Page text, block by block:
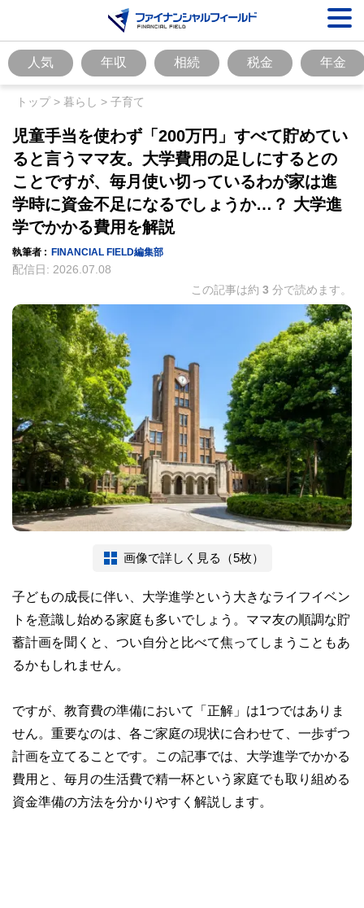
人気 年収 相続 税金 年金
トップ> 暮らし > 子育て
児童手当を使わず「200万円」すべて貯めてい
ると言うママ友。大学費用の足しにするとの
ことですが、毎月使い切っているわが家は進
学時に資金不足になるでしょうか…？ 大学進
学でかかる費用を解説
執筆者 : FINANCIAL FIELD編集部
配信日: 2026.07.08
この記事は約 3 分で読めます。
画像で詳しく見る（5枚）
子どもの成長に伴い、大学進学という大きなライフイベン
トを意識し始める家庭も多いでしょう。ママ友の順調な貯
蓄計画を聞くと、つい自分と比べて焦ってしまうこともあ
るかもしれません。
ですが、教育費の準備において「正解」は1つではありま
せん。重要なのは、各ご家庭の現状に合わせて、一歩ずつ
計画を立てることです。この記事では、大学進学でかかる
費用と、毎月の生活費で精一杯という家庭でも取り組める
資金準備の方法を分かりやすく解説します。